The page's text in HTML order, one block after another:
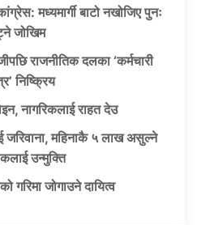
मध्यमार्गी बाटो नखोजिए पुनः
जोखिम
राजनीतिक दलका ‘कर्मचारी
निष्क्रिय
नागरिकलाई राहत देउ
महिनाकै ५ लाख असुल्ने
उन्मुक्ति
गरिमा जोगाउने दायित्व